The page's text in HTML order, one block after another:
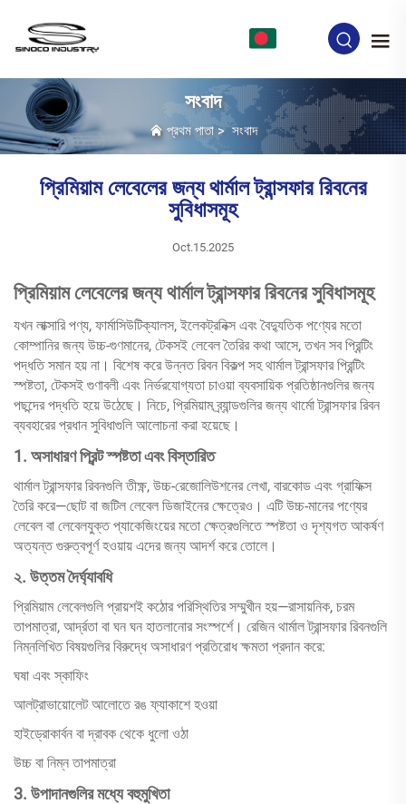
সংবাদ
প্রথম পাতা>সংবাদ
প্রিমিয়াম লেবেলের জন্য থার্মাল ট্রান্সফার রিবনের
সুবিধাসমূহ
Oct.15.2025
প্রিমিয়াম লেবেলের জন্য থার্মাল ট্রান্সফার রিবনের সুবিধাসমূহ
যখন লাক্সারি পণ্য, ফার্মাসিউটিক্যালস, ইলেকট্রনিক্স এবং বৈদ্যুতিক পণ্যের মতো
কোম্পানির জন্য উচ্চ-গুণমানের, টেকসই লেবেল তৈরির কথা আসে, তখন সব প্রিন্টিং
পদ্ধতি সমান হয় না। বিশেষ করে উন্নত রিবন বিকল্প সহ থার্মাল ট্রান্সফার প্রিন্টিং
স্পষ্টতা, টেকসই গুণাবলী এবং নির্ভরযোগ্যতা চাওয়া ব্যবসায়িক প্রতিষ্ঠানগুলির জন্য
পছন্দের পদ্ধতি হয়ে উঠেছে। নিচে, প্রিমিয়াম ব্র্যান্ডগুলির জন্য থার্মো ট্রান্সফার রিবন
ব্যবহারের প্রধান সুবিধাগুলি আলোচনা করা হয়েছে।
1. অসাধারণ প্রিন্ট স্পষ্টতা এবং বিস্তারিত
থার্মাল ট্রান্সফার রিবনগুলি তীক্ষ্ণ, উচ্চ-রেজোলিউশনের লেখা, বারকোড এবং গ্রাফিক্স
তৈরি করে—ছোট বা জটিল লেবেল ডিজাইনের ক্ষেত্রেও। এটি উচ্চ-মানের পণ্যের
লেবেল বা লেবেলযুক্ত প্যাকেজিংয়ের মতো ক্ষেত্রগুলিতে স্পষ্টতা ও দৃশ্যগত আকর্ষণ
অত্যন্ত গুরুত্বপূর্ণ হওয়ায় এদের জন্য আদর্শ করে তোলে।
২. উত্তম দৈর্ঘ্যাবধি
প্রিমিয়াম লেবেলগুলি প্রায়শই কঠোর পরিস্থিতির সম্মুখীন হয়—রাসায়নিক, চরম
তাপমাত্রা, আর্দ্রতা বা ঘন ঘন হাতলানোর সংস্পর্শে। রেজিন থার্মাল ট্রান্সফার রিবনগুলি
নিম্নলিখিত বিষয়গুলির বিরুদ্ধে অসাধারণ প্রতিরোধ ক্ষমতা প্রদান করে:
ঘষা এবং স্কাফিং
আলট্রাভায়োলেট আলোতে রঙ ফ্যাকাশে হওয়া
হাইড্রোকার্বন বা দ্রাবক থেকে ধুলো ওঠা
উচ্চ বা নিম্ন তাপমাত্রা
3. উপাদানগুলির মধ্যে বহুমুখিতা